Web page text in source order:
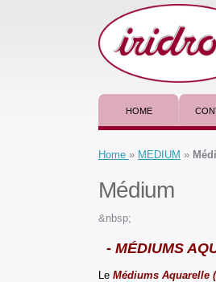
HOME
Home » MEDIUM »
Médium
&nbsp;
- MÉDIUMS
Le Médiums Aquarelle